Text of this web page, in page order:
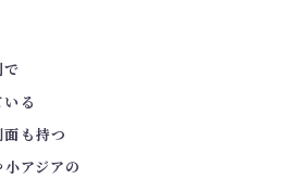
る
も持つ
アジアの